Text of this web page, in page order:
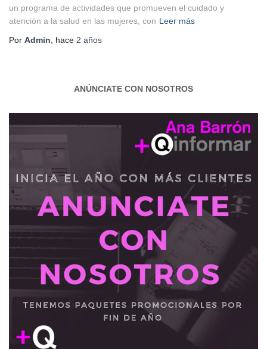
un programa de actividades que promueven el cuidado y
atención a la salud en las mujeres, con Leer más
Por Admin , hace 2 años
ANÚNCIATE CON NOSOTROS